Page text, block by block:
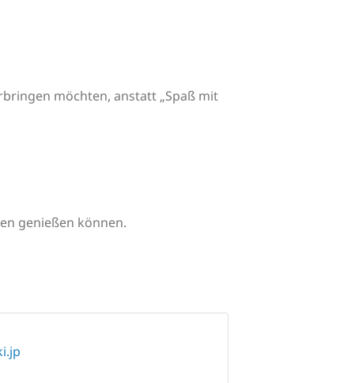
möchten, anstatt „Spaß mit
genießen können.